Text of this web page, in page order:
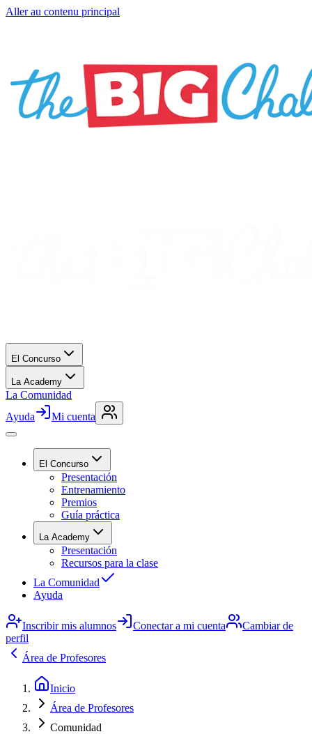
Aller au contenu principal
El Concurso
La Academy
La Comunidad
Ayuda
Mi cuenta
El Concurso
Presentación
Entrenamiento
Premios
Guía práctica
La Academy
Presentación
Recursos para la clase
La Comunidad
Ayuda
Inscribir mis alumnos Conectar a mi cuenta
Cambiar de
perfil
Área de Profesores
Inicio
Área de Profesores
Comunidad